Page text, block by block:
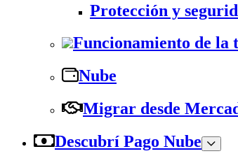
Protección y
Funcionamiento de la
Nube
Migrar desde
Descubrí Pago Nube